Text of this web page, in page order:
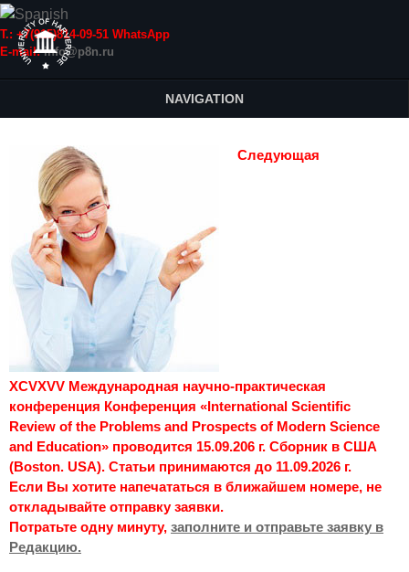
Т.: +7(915)814-09-51 WhatsApp
E-mail:info@p8n.ru
NAVIGATION
Следующая
XCVXVV Международная научно-практическая
конференция Конференция «International Scientific
Review of the Problems and Prospects of Modern Science
and Education» проводится 15.09.206 г. Сборник в США
(Boston. USA). Статьи принимаются до 11.09.2026 г.
Если Вы хотите напечататься в ближайшем номере, не
откладывайте отправку заявки.
Потратьте одну минуту, заполните и отправьте заявку в
Редакцию.